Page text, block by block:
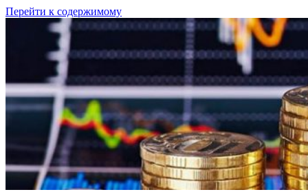
Перейти к содержимому